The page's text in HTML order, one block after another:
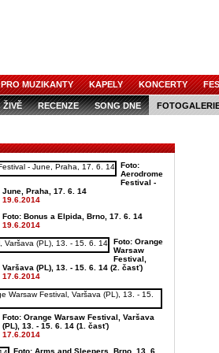
PRO MUZIKANTY KAPELY KONCERTY
ŽIVĚ RECENZE SONG DNE
Foto:
Aerodrome
Festival -
June, Praha, 17. 6. 14
19.6.2014
Foto: Bonus a Elpida, Brno, 17. 6. 14
19.6.2014
Foto: Orange
Warsaw
Festival,
Varšava (PL), 13. - 15. 6. 14 (2. časť)
17.6.2014
Foto: Orange Warsaw Festival, Varšava
(PL), 13. - 15. 6. 14 (1. časť)
17.6.2014
Foto: Arms and Sleepers, Brno, 13. 6.